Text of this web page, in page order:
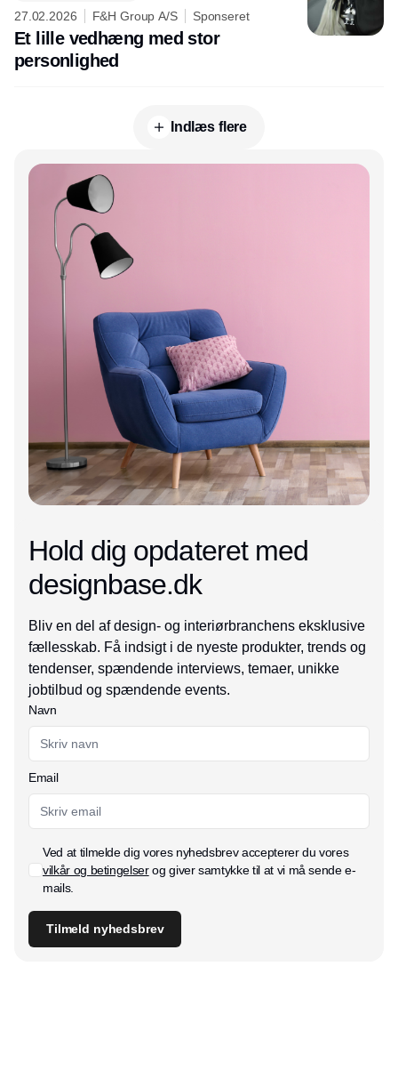
27.02.2026 F&H Group A/S Sponseret
Et lille vedhæng med stor
personlighed
Indlæs flere
Hold dig opdateret med
designbase.dk
Bliv en del af design- og interiørbranchens eksklusive
fællesskab. Få indsigt i de nyeste produkter, trends og
tendenser, spændende interviews, temaer, unikke
jobtilbud og spændende events.
Navn
Email
Ved at tilmelde dig vores nyhedsbrev accepterer du vores
vilkår og betingelserog giver samtykke til at vi må sende e-
mails.
Tilmeld nyhedsbrev